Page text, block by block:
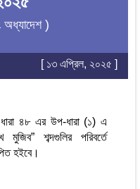
)
[ ১৩ এপ্রিল, ২০২৫ ]
৪৮ এর উপ-ধারা (১) এ
মুজিব” শব্দগুলির পরিবর্তে
হইবে।